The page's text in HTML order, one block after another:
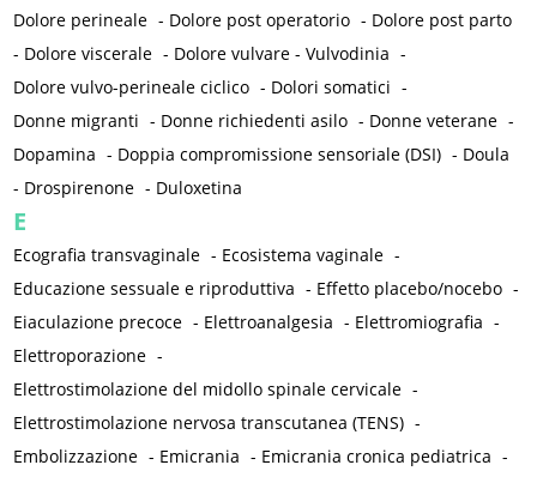
Dolore perineale - Dolore post operatorio - Dolore post parto
- Dolore viscerale - Dolore vulvare - Vulvodinia -
Dolore vulvo-perineale ciclico - Dolori somatici -
Donne migranti - Donne richiedenti asilo - Donne veterane -
Dopamina - Doppia compromissione sensoriale (DSI) - Doula
- Drospirenone - Duloxetina
E
Ecografia transvaginale - Ecosistema vaginale -
Educazione sessuale e riproduttiva - Effetto placebo/nocebo -
Eiaculazione precoce - Elettroanalgesia - Elettromiografia -
Elettroporazione -
Elettrostimolazione del midollo spinale cervicale -
Elettrostimolazione nervosa transcutanea (TENS) -
Embolizzazione - Emicrania - Emicrania cronica pediatrica -